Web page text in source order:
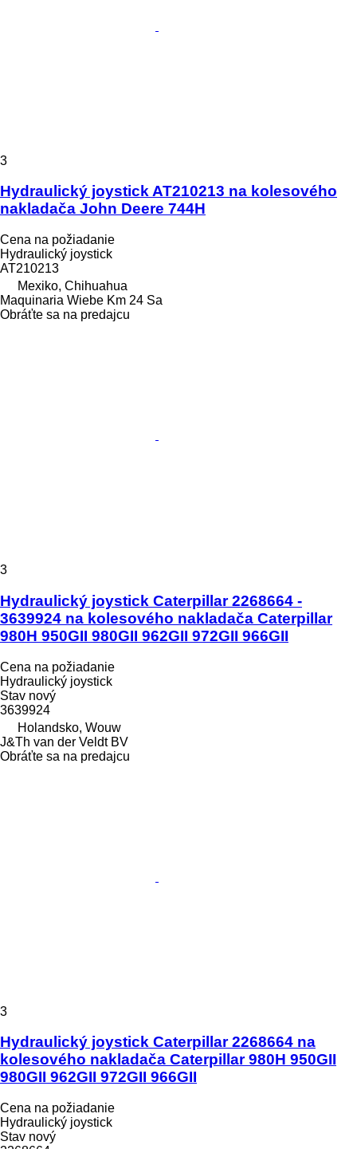
3
Hydraulický joystick AT210213 na kolesového
nakladača John Deere 744H
Cena na požiadanie
Hydraulický joystick
AT210213
Mexiko, Chihuahua
Maquinaria Wiebe Km 24 Sa
Obráťte sa na predajcu
3
Hydraulický joystick Caterpillar 2268664 -
3639924 na kolesového nakladača Caterpillar
980H 950GII 980GII 962GII 972GII 966GII
Cena na požiadanie
Hydraulický joystick
Stav nový
3639924
Holandsko, Wouw
J&Th van der Veldt BV
Obráťte sa na predajcu
3
Hydraulický joystick Caterpillar 2268664 na
kolesového nakladača Caterpillar 980H 950GII
980GII 962GII 972GII 966GII
Cena na požiadanie
Hydraulický joystick
Stav nový